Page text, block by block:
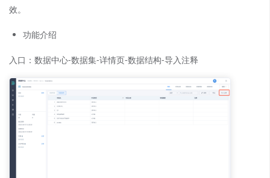
效。
功能介绍
入口：数据中心-数据集-详情页-数据结构-导入注释